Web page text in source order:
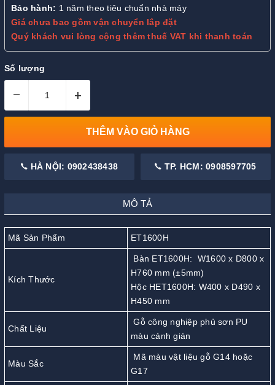
Bảo hành: 1 năm theo tiêu chuẩn nhà máy
Giá chưa bao gồm vận chuyển lắp đặt
Quý khách vui lòng cộng thêm thuế VAT khi thanh toán
Số lượng
– +
THÊM VÀO GIỎ HÀNG
HÀ NỘI: 0902438438 TP. HCM: 0908597705
MÔ TẢ
Mã Sản Phẩm ET1600H
Kích Thước
Bàn ET1600H: W1600 x D800 x
H760 mm (±5mm)
Hộc HET1600H: W400 x D490 x
H450 mm
Chất Liệu
Gỗ công nghiệp phủ sơn PU
màu cánh gián
Màu Sắc
Mã màu vật liệu gỗ G14 hoặc
G17